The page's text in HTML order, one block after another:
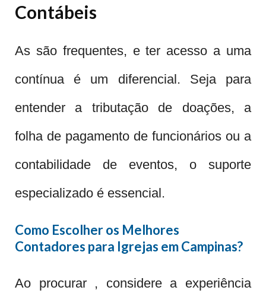
Contábeis
As são frequentes, e ter acesso a uma
contínua é um diferencial. Seja para
entender a tributação de doações, a
folha de pagamento de funcionários ou a
contabilidade de eventos, o suporte
especializado é essencial.
Como Escolher os Melhores
Contadores para Igrejas em Campinas?
Ao procurar , considere a experiência